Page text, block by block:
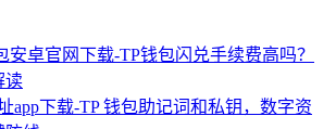
安卓官网下载-TP钱包闪兑手续费高吗？
读
app下载-TP 钱包助记词和私钥，数字资